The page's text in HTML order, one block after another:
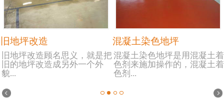
旧地坪改造
旧地坪改造顾名思义，就是把
旧的地坪改造成另外一个外
貌...
混凝土染色地坪
混凝土染色地坪是用混凝土着
色剂来施加操作的，混凝土着
色剂...